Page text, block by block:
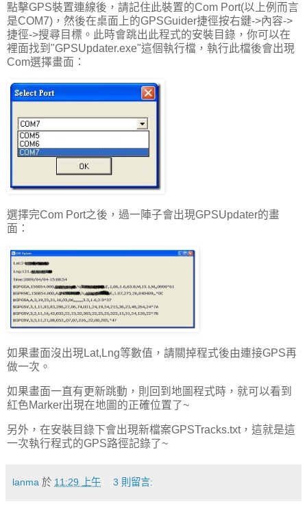
點擊GPS裝置連線後，請記住此裝置的Com Port(以上例而言
是COM7)，然後在桌面上的GPSGuider捷徑按右鍵->內容->
捷徑->搜尋目標。此時會跳出此程式的安裝目錄，你可以在
裡面找到"GPSUpdater.exe"這個執行檔，執行此檔後會出現
Com選擇畫面：
選擇完Com Port之後，過一陣子會出現GPSUpdater的畫
面：
如果畫面沒出現Lat,Lng等數值，請關掉程式後由連接GPS再
做一次。
如果畫面一直有更新跳動，則回到地圖程式時，就可以看到
紅色Marker出現在地圖的正確位置了~
另外，在安裝目錄下會出現新檔案GPSTracks.txt，這就是這
一次執行程式的GPS路徑記錄了~
lanma 於 11:29 上午 3 則留言: